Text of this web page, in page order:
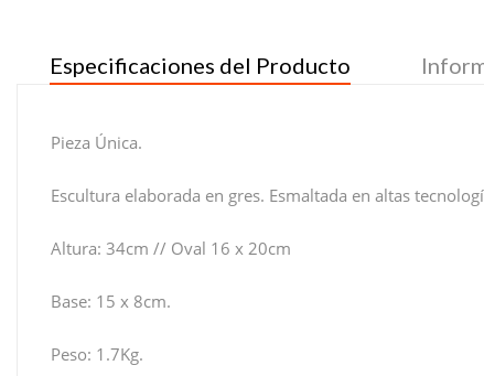
Especificaciones del Producto
Pieza Única.
Escultura elaborada en gres. Esmaltada en altas
Altura: 34cm // Oval 16 x 20cm
Base: 15 x 8cm.
Peso: 1.7Kg.